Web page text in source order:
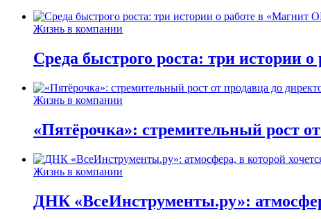
Жизнь в компании
Среда быстрого роста: три истории
Жизнь в компании
«Пятёрочка»: стремительный рост
Жизнь в компании
ДНК «ВсеИнструменты.ру»: